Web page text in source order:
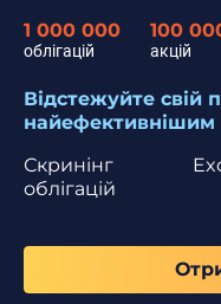
1 000 000
облігацій
100
акцій
Відстежуйте свій
найефективнішим
Скринінг
облігацій